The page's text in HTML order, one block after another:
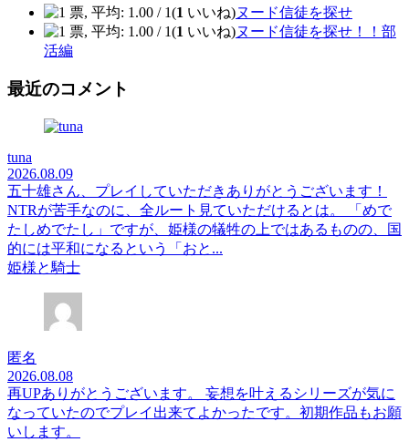
(1 いいね)ヌード信徒を探せ
(1 いいね)ヌード信徒を探せ！！部
活編
最近のコメント
tuna
2026.08.09
五十雄さん、プレイしていただきありがとうございます！
NTRが苦手なのに、全ルート見ていただけるとは。 「めで
たしめでたし」ですが、姫様の犠牲の上ではあるものの、国
的には平和になるという「おと...
姫様と騎士
匿名
2026.08.08
再UPありがとうございます。 妄想を叶えるシリーズが気に
なっていたのでプレイ出来てよかったです。初期作品もお願
いします。